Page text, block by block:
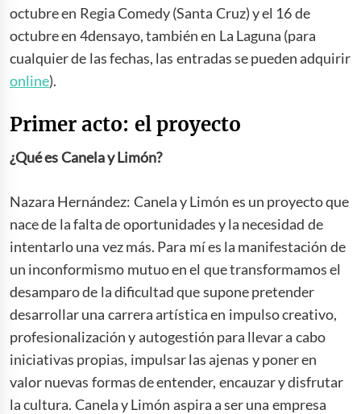
octubre en Regia Comedy (Santa Cruz) y el 16 de
octubre en 4densayo, también en La Laguna (para
cualquier de las fechas, las entradas se pueden adquirir
online).
Primer acto: el proyecto
¿Qué es Canela y Limón?
Nazara Hernández: Canela y Limón es un proyecto que
nace de la falta de oportunidades y la necesidad de
intentarlo una vez más. Para mí es la manifestación de
un inconformismo mutuo en el que transformamos el
desamparo de la dificultad que supone pretender
desarrollar una carrera artística en impulso creativo,
profesionalización y autogestión para llevar a cabo
iniciativas propias, impulsar las ajenas y poner en
valor nuevas formas de entender, encauzar y disfrutar
la cultura. Canela y Limón aspira a ser una empresa